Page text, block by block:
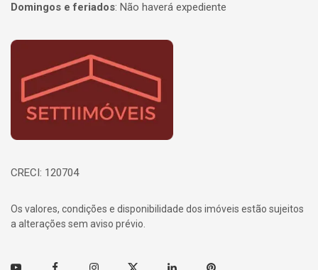
Domingos e feriados: Não haverá expediente
Página inicial
CRECI: 120704
Os valores, condições e disponibilidade dos imóveis estão sujeitos
a alterações sem aviso prévio.